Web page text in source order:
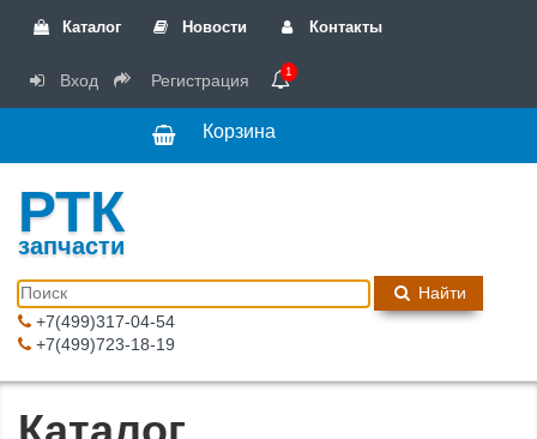
Каталог Новости Контакты
Вход Регистрация 1
Корзина
РТК
запчасти
Найти
+7(499)317-04-54
+7(499)723-18-19